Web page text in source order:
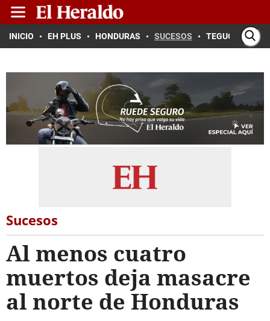
INICIO EH PLUS HONDURAS SUCESOS TEGUCIGALPA
Sucesos
Al menos cuatro
muertos deja masacre
al norte de Honduras